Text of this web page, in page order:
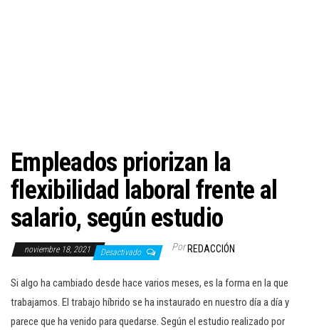
Empleados priorizan la
flexibilidad laboral frente al
salario, según estudio
noviembre 18, 2021 Desactivado Por REDACCIÓN
Si algo ha cambiado desde hace varios meses, es la forma en la que
trabajamos. El trabajo híbrido se ha instaurado en nuestro día a día y
parece que ha venido para quedarse. Según el estudio realizado por